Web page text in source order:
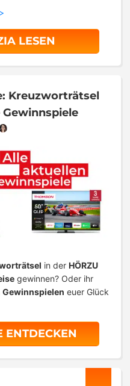
LESEN
Kreuzworträtsel
in der HÖRZU
gewinnen? Oder ihr
Gewinnspielen euer Glück
ENTDECKEN